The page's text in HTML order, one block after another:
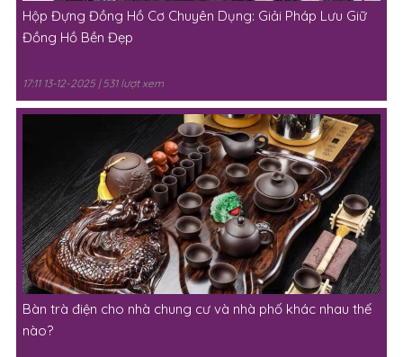
Hộp Đựng Đồng Hồ Cơ Chuyên Dụng: Giải Pháp Lưu Giữ
Đồng Hồ Bền Đẹp
17:11 13-12-2025 | 531 lượt xem